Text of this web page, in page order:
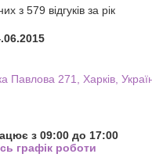
з 579 відгуків за рік
Павлова 271, Харків,
з 09:00 до 17:00
графік роботи